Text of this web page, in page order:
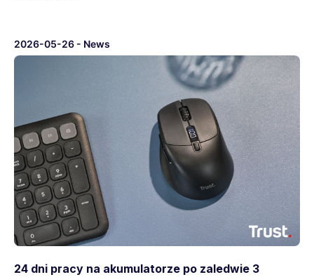
2026-05-26 - News
24 dni pracy na akumulatorze po zaledwie 3